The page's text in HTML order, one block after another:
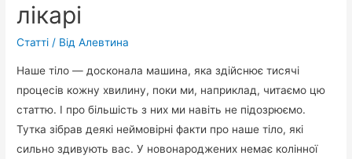
лікарі
Статті / ВідАлевтина
Наше тіло — досконала машина, яка здійснює тисячі
процесів кожну хвилину, поки ми, наприклад, читаємо цю
статтю. І про більшість з них ми навіть не підозрюємо.
Тутка зібрав деякі неймовірні факти про наше тіло, які
сильно здивують вас. У новонароджених немає колінної